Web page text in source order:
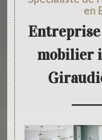
en
mobilier